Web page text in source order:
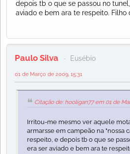
depois tb o que se passou no
aviado e bem ara te respeito. Filho
Paulo Silva Eusébio
01 de Março de 2009, 15:31
Citação de: hooligan77 em 01 de
Irritou-me mesmo ver aquele
armarsse em campeão na "nossa
respeito, e depois tb o que se
era ser aviado e bem ara te